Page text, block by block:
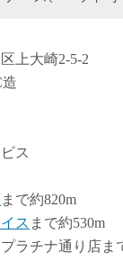
上大崎2-5-2
ス
まで約820m
ス まで約530m
ラチナ通り店ま